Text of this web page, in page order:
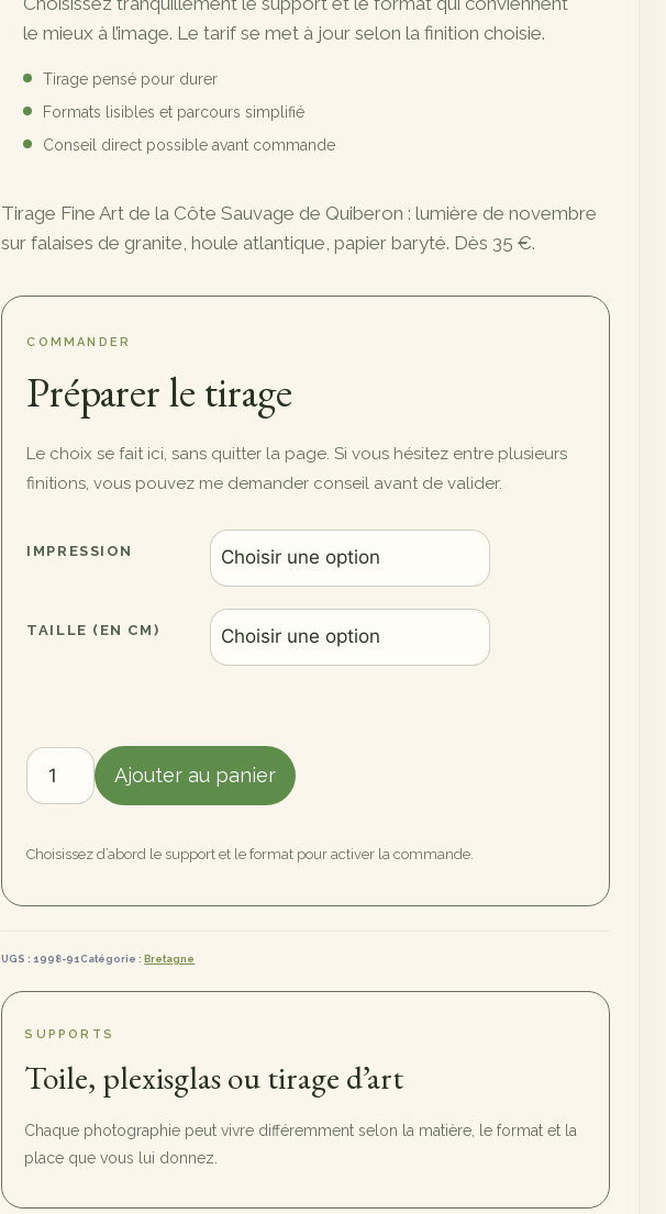
89,00 €
720,00 €
le mieux à l’image. Le tarif se met à jour selon la finition choisie.
Tirage pensé pour durer
Formats lisibles et parcours simplifié
Conseil direct possible avant commande
Tirage Fine Art de la Côte Sauvage de Quiberon : lumière de novembre
sur falaises de granite, houle atlantique, papier baryté. Dès 35 €.
COMMANDER
Préparer le tirage
Le choix se fait ici, sans quitter la page. Si vous hésitez entre plusieurs
finitions, vous pouvez me demander conseil avant de valider.
IMPRESSION
TAILLE (EN CM)
quantité
de
Ajouter au panier
Choisissez d’abord le support et le format pour activer la commande.
UGS :1998-91Catégorie :Bretagne
SUPPORTS
Toile, plexisglas ou tirage d’art
Chaque photographie peut vivre différemment selon la matière, le format et la
place que vous lui donnez.